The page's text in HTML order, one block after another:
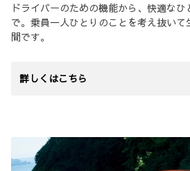
ドライバーのための機能から、快適な
で。乗員一人ひとりのことを考え抜い
間です。
詳しくはこちら